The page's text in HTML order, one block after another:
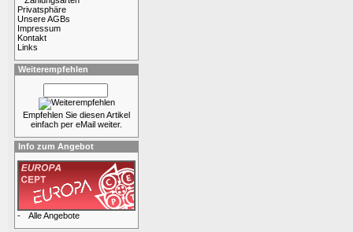
Privatsphäre
Unsere AGBs
Impressum
Kontakt
Links
Weiterempfehlen
Empfehlen Sie diesen Artikel
einfach per eMail weiter.
Info zum Angebot
- Alle Angebote